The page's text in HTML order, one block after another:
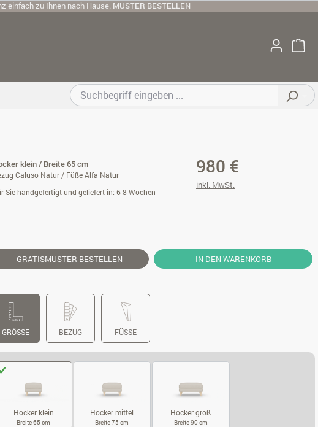
einfach zu Ihnen nach Hause. MUSTER BESTELLEN
klein / Breite 65 cm
Caluso Natur / Füße Alfa Natur
Sie handgefertigt und geliefert in: 6-8 Wochen
980 €
inkl. MwSt.
GRATISMUSTER BESTELLEN IN DEN WARENKORB
GRÖSSE BEZUG FÜSSE
Hocker klein
Breite 65 cm
Hocker mittel
Breite 75 cm
Hocker groß
Breite 90 cm